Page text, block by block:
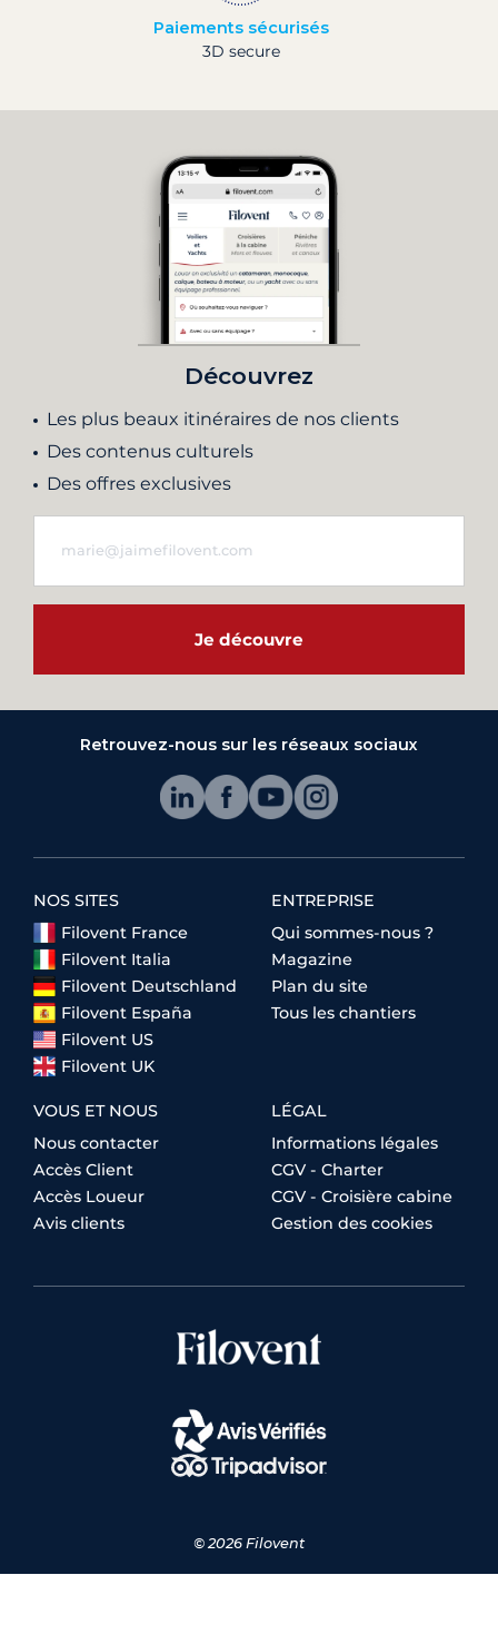
Paiements sécurisés
3D secure
Découvrez
Les plus beaux itinéraires de nos clients
Des contenus culturels
Des offres exclusives
Je découvre
Retrouvez-nous sur les réseaux sociaux
NOS SITES
Filovent France
Filovent Italia
Filovent Deutschland
Filovent España
Filovent US
Filovent UK
ENTREPRISE
Qui sommes-nous ?
Magazine
Plan du site
Tous les chantiers
VOUS ET NOUS
Nous contacter
Accès Client
Accès Loueur
Avis clients
LÉGAL
Informations légales
CGV - Charter
CGV - Croisière cabine
Gestion des cookies
© 2026 Filovent